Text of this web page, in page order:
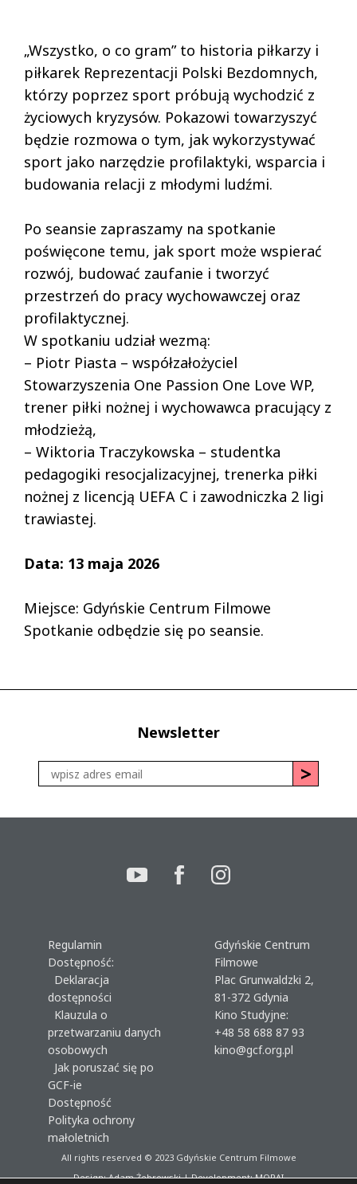
„Wszystko, o co gram” to historia piłkarzy i
piłkarek Reprezentacji Polski Bezdomnych,
którzy poprzez sport próbują wychodzić z
życiowych kryzysów. Pokazowi towarzyszyć
będzie rozmowa o tym, jak wykorzystywać
sport jako narzędzie profilaktyki, wsparcia i
budowania relacji z młodymi ludźmi.
Po seansie zapraszamy na spotkanie
poświęcone temu, jak sport może wspierać
rozwój, budować zaufanie i tworzyć
przestrzeń do pracy wychowawczej oraz
profilaktycznej.
W spotkaniu udział wezmą:
– Piotr Piasta – współzałożyciel
Stowarzyszenia One Passion One Love WP,
trener piłki nożnej i wychowawca pracujący z
młodzieżą,
– Wiktoria Traczykowska – studentka
pedagogiki resocjalizacyjnej, trenerka piłki
nożnej z licencją UEFA C i zawodniczka 2 ligi
trawiastej.
Data: 13 maja 2026
Miejsce: Gdyńskie Centrum Filmowe
Spotkanie odbędzie się po seansie.
Newsletter
Regulamin
Dostępność:
Deklaracja
dostępności
Klauzula o
przetwarzaniu danych
osobowych
Jak poruszać się po
GCF-ie
Dostępność
Polityka ochrony
małoletnich
Gdyńskie Centrum
Filmowe
Plac Grunwaldzki 2,
81-372 Gdynia
Kino Studyjne:
+48 58 688 87 93
kino@gcf.org.pl
All rights reserved © 2023Gdyńskie Centrum Filmowe
Design: Adam Żebrowski | Development:MORAI